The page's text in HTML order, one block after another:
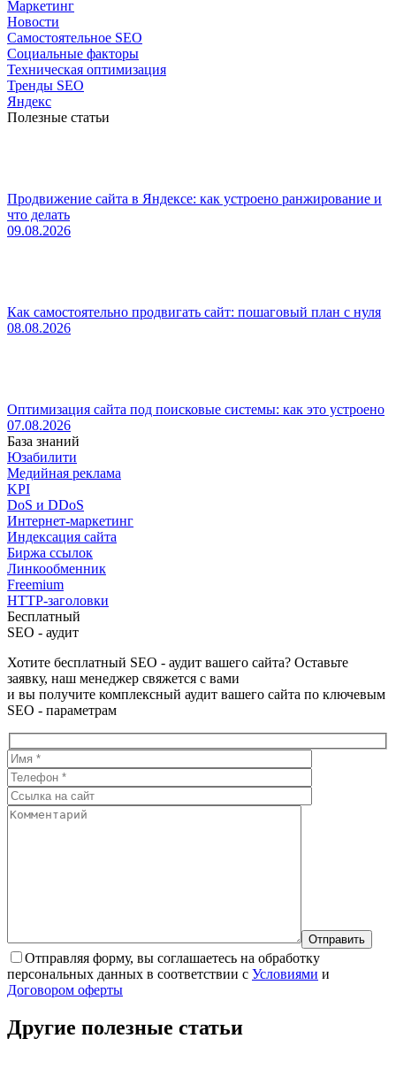
Маркетинг
Новости
Самостоятельное SEO
Социальные факторы
Техническая оптимизация
Тренды SEO
Яндекс
Полезные статьи
Продвижение сайта в Яндексе: как устроено ранжирование и
что делать
09.08.2026
Как самостоятельно продвигать сайт: пошаговый план с нуля
08.08.2026
Оптимизация сайта под поисковые системы: как это устроено
07.08.2026
База знаний
Юзабилити
Медийная реклама
KPI
DoS и DDoS
Интернет-маркетинг
Индексация сайта
Биржа ссылок
Линкообменник
Freemium
HTTP-заголовки
Бесплатный
SEO - аудит
Хотите бесплатный SEO - аудит вашего сайта? Оставьте
заявку, наш менеджер свяжется с вами
и вы получите комплексный аудит вашего сайта по ключевым
SEO - параметрам
Отправляя форму, вы соглашаетесь на обработку
персональных данных в соответствии с Условиями и
Договором оферты
Другие полезные статьи